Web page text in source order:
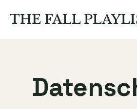
Inhalt
springen
THE FALL